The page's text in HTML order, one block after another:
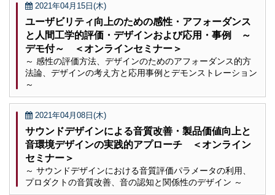
2021年04月15日(木)
ユーザビリティ向上のための感性・アフォーダンス
と人間工学的評価・デザインおよび応用・事例 ～
デモ付～ ＜オンラインセミナー＞
～ 感性の評価方法、デザインのためのアフォーダンス的方
法論、デザインの考え方と応用事例とデモンストレーション
～
2021年04月08日(木)
サウンドデザインによる音質改善・製品価値向上と
音環境デザインの実践的アプローチ ＜オンライン
セミナー＞
～ サウンドデザインにおける音質評価パラメータの利用、
プロダクトの音質改善、音の認知と関係性のデザイン ～